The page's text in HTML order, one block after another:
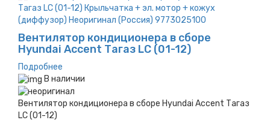
Вентилятор кондиционера в сборе
Hyundai Accent Тагаз LC (01-12)
Подробнее
В наличии
Вентилятор кондиционера в сборе Hyundai Accent Тагаз
LC (01-12)